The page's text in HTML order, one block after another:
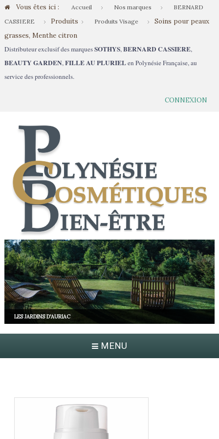
Vous êtes ici : Accueil Nos marques
BERNARD
CASSIERE
Produits Produits Visage
Soins pour peaux
grasses, Menthe citron
Distributeur exclusif des marquesSOTHYS,BERNARD CASSIERE,
BEAUTY GARDEN,FILLE AU PLURIELen Polynésie Française, au
service des professionnels.
CONNEXION
LES JARDINS D'AURIAC
MENU